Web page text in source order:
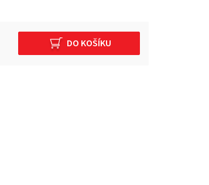
DO KOŠÍKU